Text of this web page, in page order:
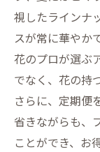
視したラインナ
スが常に華やか
花のプロが選ぶ
でなく、花の持
さらに、定期便
省きながらも、
ことができ、お